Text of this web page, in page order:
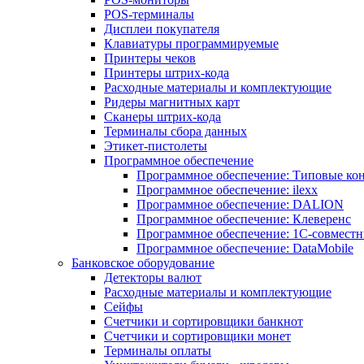
POS-терминалы
Дисплеи покупателя
Клавиатуры программируемые
Принтеры чеков
Принтеры штрих-кода
Расходные материалы и комплектующие
Ридеры магнитных карт
Сканеры штрих-кода
Терминалы сбора данных
Этикет-пистолеты
Программное обеспечение
Программное обеспечение: Типовые
Программное обеспечение: ilexx
Программное обеспечение: DALION
Программное обеспечение: Клеверенс
Программное обеспечение: 1С-
Программное обеспечение: DataMobile
Банковское оборудование
Детекторы валют
Расходные материалы и комплектующие
Сейфы
Счетчики и сортировщики банкнот
Счетчики и сортировщики монет
Терминалы оплаты